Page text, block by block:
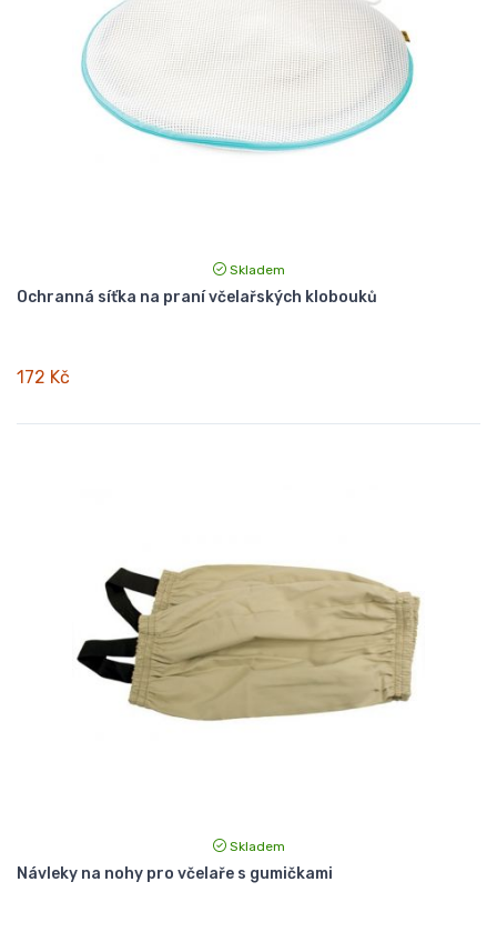
Skladem
Ochranná síťka na praní včelařských klobouků
172 Kč
Skladem
Návleky na nohy pro včelaře s gumičkami